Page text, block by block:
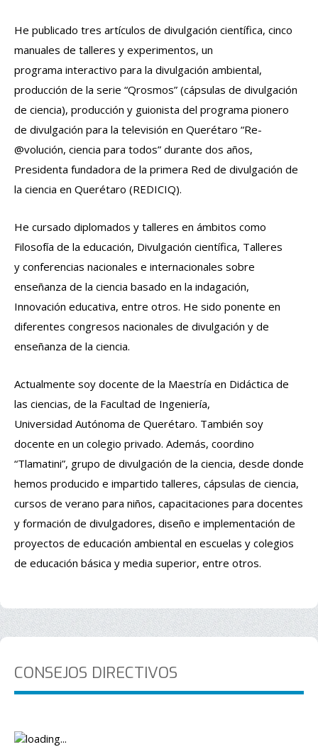
He publicado tres artículos de divulgación científica, cinco
manuales de talleres y experimentos, un
programa interactivo para la divulgación ambiental,
producción de la serie “Qrosmos” (cápsulas de divulgación
de ciencia), producción y guionista del programa pionero
de divulgación para la televisión en Querétaro “Re-
@volución, ciencia para todos” durante dos años,
Presidenta fundadora de la primera Red de divulgación de
la ciencia en Querétaro (REDICIQ).
He cursado diplomados y talleres en ámbitos como
Filosofía de la educación, Divulgación científica, Talleres
y conferencias nacionales e internacionales sobre
enseñanza de la ciencia basado en la indagación,
Innovación educativa, entre otros. He sido ponente en
diferentes congresos nacionales de divulgación y de
enseñanza de la ciencia.
Actualmente soy docente de la Maestría en Didáctica de
las ciencias, de la Facultad de Ingeniería,
Universidad Autónoma de Querétaro. También soy
docente en un colegio privado. Además, coordino
“Tlamatini”, grupo de divulgación de la ciencia, desde donde
hemos producido e impartido talleres, cápsulas de ciencia,
cursos de verano para niños, capacitaciones para docentes
y formación de divulgadores, diseño e implementación de
proyectos de educación ambiental en escuelas y colegios
de educación básica y media superior, entre otros.
CONSEJOS DIRECTIVOS